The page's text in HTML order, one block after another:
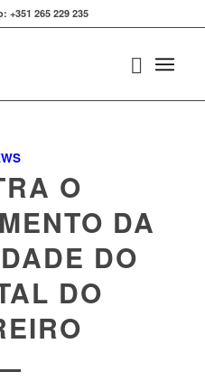
+351 265 229 235
O
DA
DO
DO